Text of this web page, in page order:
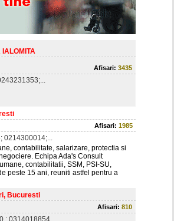
IALOMITA
Afisari: 3435
Afisari: 1985
0214300014;...
contabilitate, salarizare, protectia si
Echipa Ada's Consult
contabilitatii, SSM, PSI-SU,
peste 15 ani, reuniti astfel pentru a
Bucuresti
Afisari: 810
; 0314018854